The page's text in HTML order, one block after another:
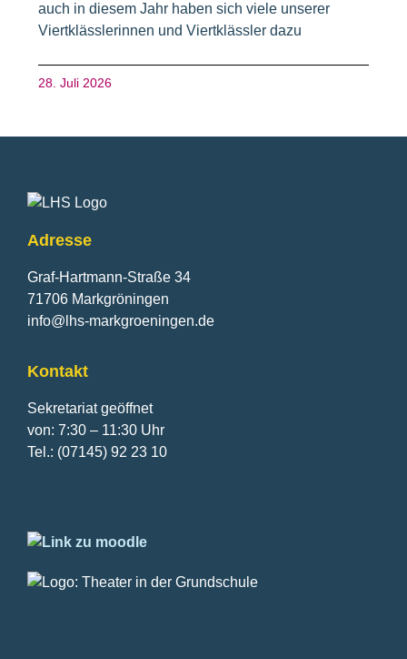
auch in diesem Jahr haben sich viele unserer
Viertklässlerinnen und Viertklässler dazu
28. Juli 2026
Fusszeile
Adresse
Graf-Hartmann-Straße 34
71706 Markgröningen
info@lhs-markgroeningen.de
Kontakt
Sekretariat geöffnet
von: 7:30 – 11:30 Uhr
Tel.: (07145) 92 23 10